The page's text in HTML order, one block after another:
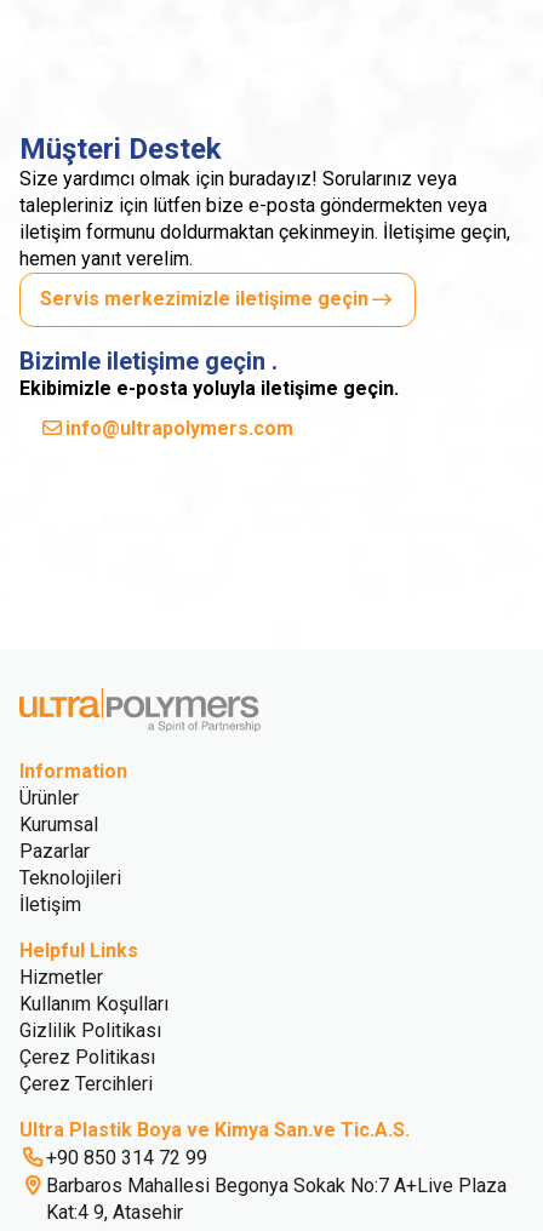
Müşteri Destek
Size yardımcı olmak için buradayız! Sorularınız veya
talepleriniz için lütfen bize e-posta göndermekten veya
iletişim formunu doldurmaktan çekinmeyin. İletişime geçin,
hemen yanıt verelim.
Servis merkezimizle iletişime geçin
Bizimle iletişime geçin .
Ekibimizle e-posta yoluyla iletişime geçin.
info@ultrapolymers.com
Information
Ürünler
Kurumsal
Pazarlar
Teknolojileri
İletişim
Helpful Links
Hizmetler
Kullanım Koşulları
Gizlilik Politikası
Çerez Politikası
Çerez Tercihleri
Ultra Plastik Boya ve Kimya San.ve Tic.A.S.
+90 850 314 72 99
Barbaros Mahallesi Begonya Sokak No:7 A+Live Plaza
Kat:4 9, Atasehir